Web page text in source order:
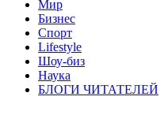
Мир
Бизнес
Спорт
Lifestyle
Шоу-биз
Наука
БЛОГИ ЧИТАТЕЛЕЙ